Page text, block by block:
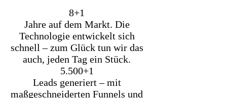
8+1
Jahre auf dem Markt. Die
Technologie entwickelt sich
schnell – zum Glück tun wir das
auch, jeden Tag ein Stück.
5.500+1
Leads generiert – mit
maßgeschneiderten Funnels und